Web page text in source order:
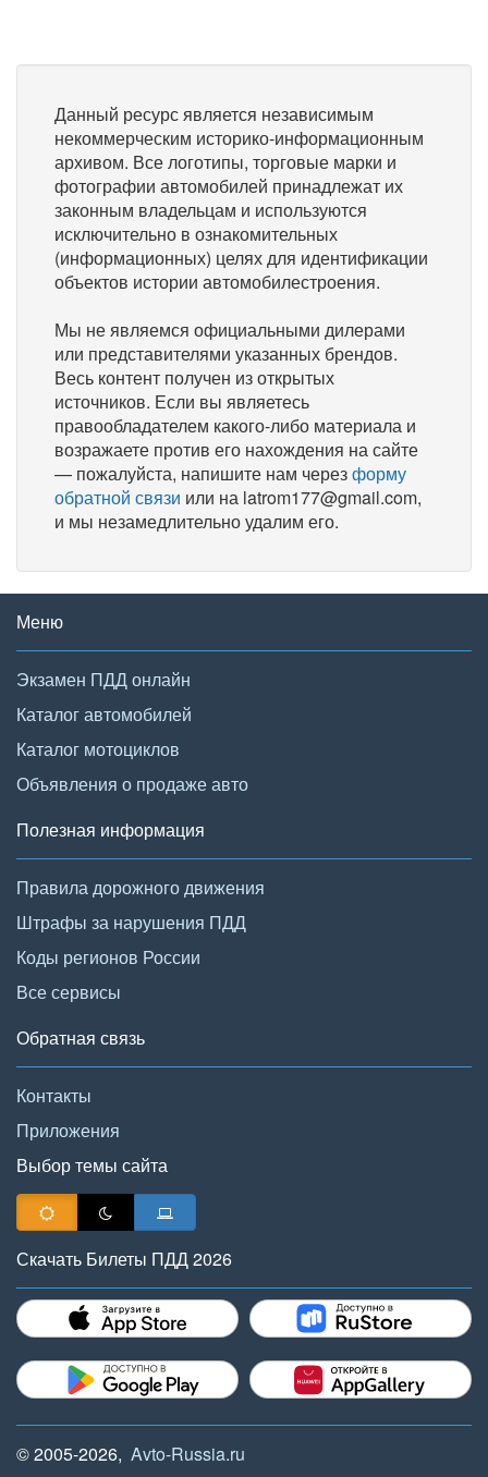
Данный ресурс является независимым
некоммерческим историко-информационным
архивом. Все логотипы, торговые марки и
фотографии автомобилей принадлежат их
законным владельцам и используются
исключительно в ознакомительных
(информационных) целях для идентификации
объектов истории автомобилестроения.
Мы не являемся официальными дилерами
или представителями указанных брендов.
Весь контент получен из открытых
источников. Если вы являетесь
правообладателем какого-либо материала и
возражаете против его нахождения на сайте
— пожалуйста, напишите нам черезформу
обратной связи или на latrom177@gmail.com,
и мы незамедлительно удалим его.
Меню
Экзамен ПДД онлайн
Каталог автомобилей
Каталог мотоциклов
Объявления о продаже авто
Полезная информация
Правила дорожного движения
Штрафы за нарушения ПДД
Коды регионов России
Все сервисы
Обратная связь
Контакты
Приложения
Выбор темы сайта
Скачать Билеты ПДД 2026
© 2005-2026, Avto-Russia.ru